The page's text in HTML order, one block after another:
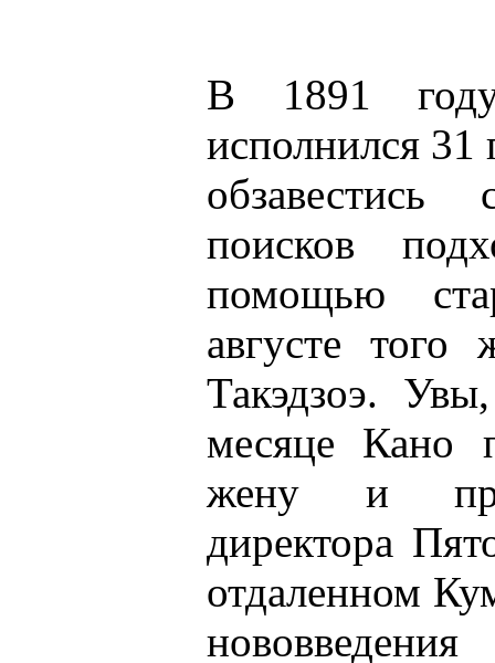
В 1891
исполнился 31
поисков
помощью
августе
Такэдзоэ.
месяце Кано
жену и
директора
отдаленном